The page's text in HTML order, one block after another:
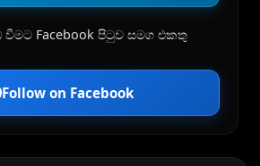
Facebook පිටුව සමග එකතු
Follow on Facebook